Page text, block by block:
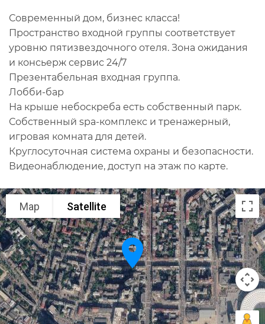
Современный дом, бизнес класса!
Пространство входной группы соответствует
уровню пятизвездочного отеля. Зона ожидания
и консьерж сервис 24/7
Презентабельная входная группа.
Лобби-бар
На крыше небоскреба есть собственный парк.
Собственный spa-комплекс и тренажерный,
игровая комната для детей.
Круглосуточная система охраны и безопасности.
Видеонаблюдение, доступ на этаж по карте.
Map Satellite